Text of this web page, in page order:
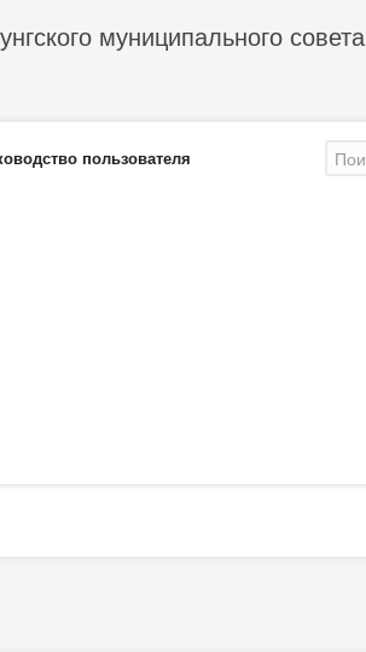
муниципального совета
пользователя